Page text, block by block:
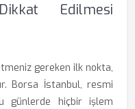
Edilmesi
gereken ilk nokta,
Borsa İstanbul, resmi
günlerde hiçbir işlem